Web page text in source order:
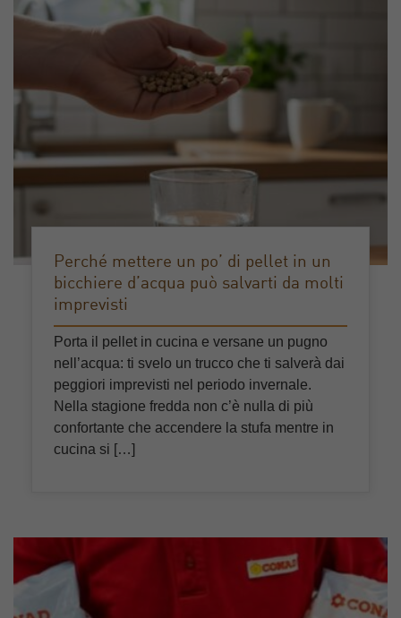
Perché mettere un po’ di pellet in un
bicchiere d’acqua può salvarti da molti
imprevisti
Porta il pellet in cucina e versane un pugno
nell’acqua: ti svelo un trucco che ti salverà dai
peggiori imprevisti nel periodo invernale.
Nella stagione fredda non c’è nulla di più
confortante che accendere la stufa mentre in
cucina si […]